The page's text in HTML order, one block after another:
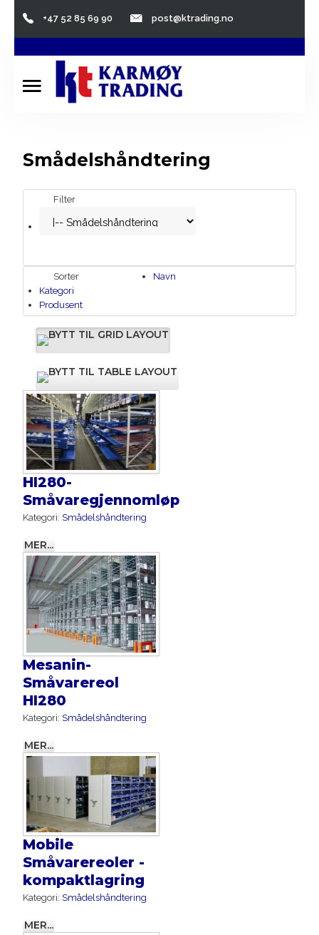
Hjem
Kontormøbler
Lagersalg
+47 52 85 69 90 post@ktrading.no
Smådelshåndtering
Filter
Sorter
Navn
Kategori
Produsent
HI280-
Småvaregjennomløp
Kategori: Smådelshåndtering
MER...
Mesanin-
Småvarereol
HI280
Kategori: Smådelshåndtering
MER...
Mobile
Småvarereoler -
kompaktlagring
Kategori: Smådelshåndtering
MER...